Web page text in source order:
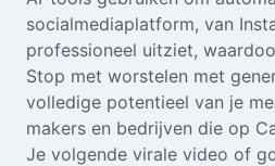
socialmediaplatform, van
professioneel uitziet,
Stop met worstelen met
volledige potentieel van je
makers en bedrijven die op
Je volgende virale video of